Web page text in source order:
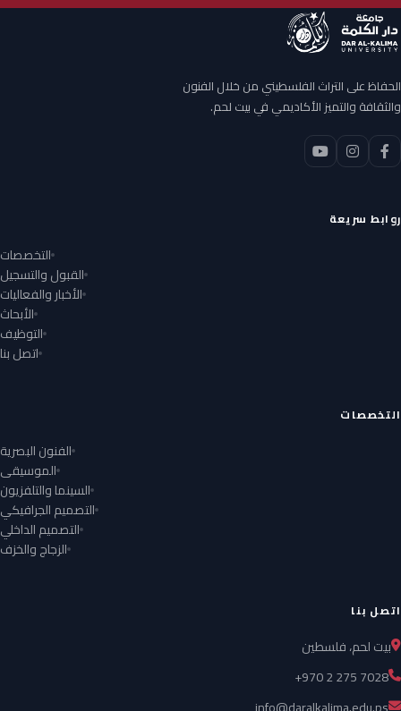
الحفاظ على التراث الفلسطيني من خلال الفنون
والثقافة والتميز الأكاديمي في بيت لحم.
روابط سريعة
التخصصات
القبول والتسجيل
الأخبار والفعاليات
الأبحاث
التوظيف
اتصل بنا
التخصصات
الفنون البصرية
الموسيقى
السينما والتلفزيون
التصميم الجرافيكي
التصميم الداخلي
الزجاج والخزف
اتصل بنا
بيت لحم، فلسطين
+970 2 275 7028